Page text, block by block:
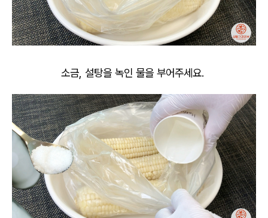
소금, 설탕을 녹인 물을 부어주세요.